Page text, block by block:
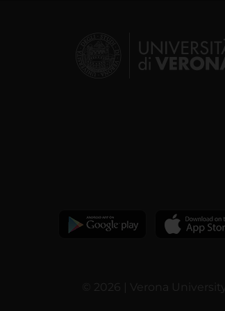
© 2026 | Verona University